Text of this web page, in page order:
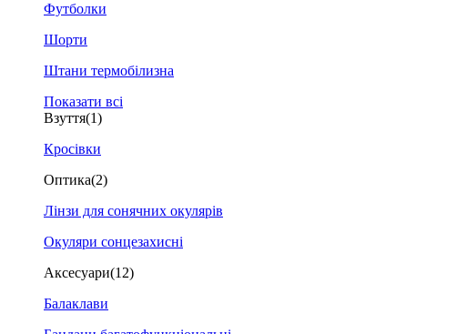
Футболки
Шорти
Штани термобілизна
Показати всі
Взуття(1)
Кросівки
Оптика(2)
Лінзи для сонячних окулярів
Окуляри сонцезахисні
Аксесуари(12)
Балаклави